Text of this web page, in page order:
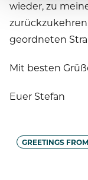
wieder, zu
geordneten
Mit besten
Euer Stefan
GREETINGS